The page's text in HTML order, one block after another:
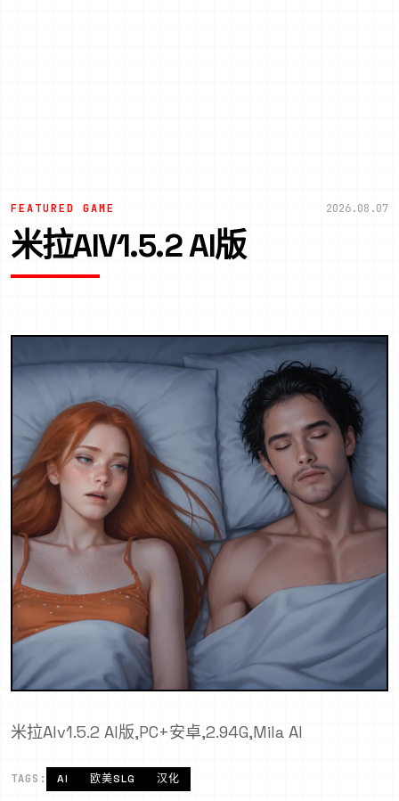
FEATURED GAME 2026.08.07
米拉AIV1.5.2 AI版
米拉AIv1.5.2 AI版,PC+安卓,2.94G,Mila AI
TAGS: AI 欧美SLG 汉化